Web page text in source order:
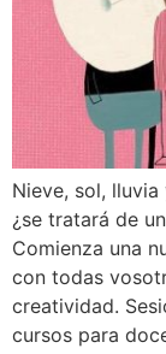
Nieve, sol,
¿se tratará de
Comienza una
con todas
creatividad.
cursos para